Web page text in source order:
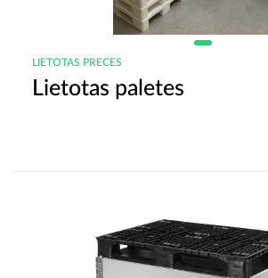
LIETOTAS PRECES
Lietotas paletes